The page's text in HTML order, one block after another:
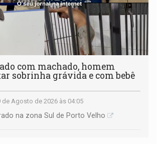
com machado, homem
sobrinha grávida e com bebê
de Agosto de 2026 às 04:05
na zona Sul de Porto Velho